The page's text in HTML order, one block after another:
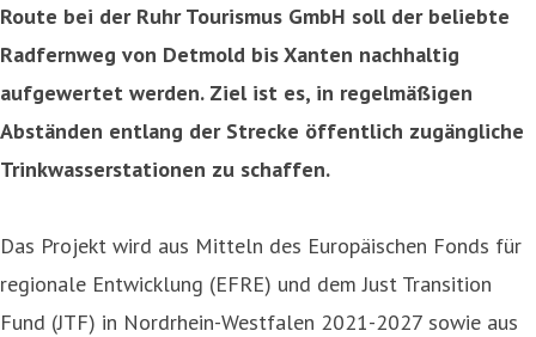
Route bei der Ruhr Tourismus GmbH soll der beliebte
Radfernweg von Detmold bis Xanten nachhaltig
aufgewertet werden. Ziel ist es, in regelmäßigen
Abständen entlang der Strecke öffentlich zugängliche
Trinkwasserstationen zu schaffen.
Das Projekt wird aus Mitteln des Europäischen Fonds für
regionale Entwicklung (EFRE) und dem Just Transition
Fund (JTF) in Nordrhein-Westfalen 2021-2027 sowie aus